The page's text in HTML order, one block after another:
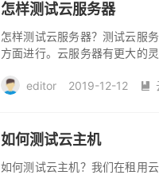
怎样测试云服务器
怎样测试云服务器？测试云服
方面进行。云服务器有更大的
editor
2019-12-12 
如何测试云主机
如何测试云主机？我们在租用